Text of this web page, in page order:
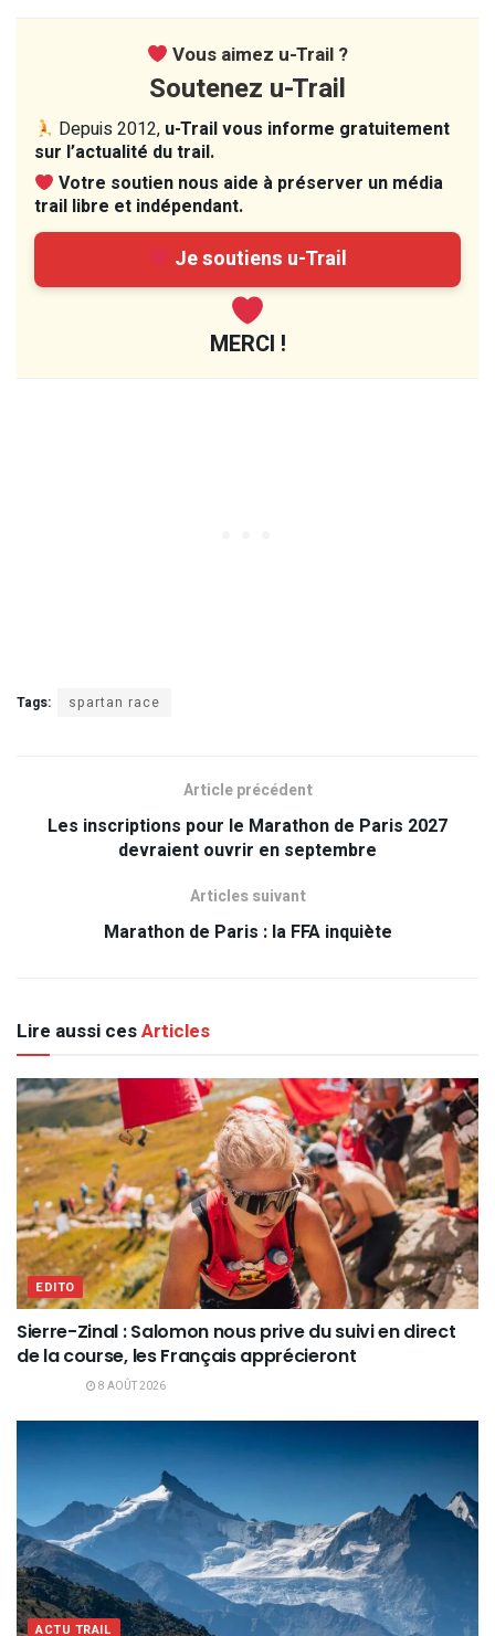
Vous aimez u-Trail ?
Soutenez u-Trail
Depuis 2012, u-Trail vous informe gratuitement
sur l’actualité du trail.
Votre soutien nous aide à préserver un média
trail libre et indépendant.
Je soutiens u-Trail
MERCI !
Tags: spartan race
Article précédent
Les inscriptions pour le Marathon de Paris 2027
devraient ouvrir en septembre
Articles suivant
Marathon de Paris : la FFA inquiète
Lire aussi cesArticles
EDITO
Sierre-Zinal : Salomon nous prive du suivi en direct
de la course, les Français apprécieront
8 AOÛT 2026
ACTU TRAIL